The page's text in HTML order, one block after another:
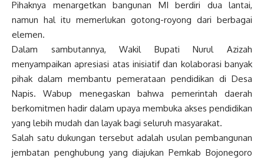
Pihaknya menargetkan bangunan MI berdiri dua lantai,
namun hal itu memerlukan gotong-royong dari berbagai
elemen.
Dalam sambutannya, Wakil Bupati Nurul Azizah
menyampaikan apresiasi atas inisiatif dan kolaborasi banyak
pihak dalam membantu pemerataan pendidikan di Desa
Napis. Wabup menegaskan bahwa pemerintah daerah
berkomitmen hadir dalam upaya membuka akses pendidikan
yang lebih mudah dan layak bagi seluruh masyarakat.
Salah satu dukungan tersebut adalah usulan pembangunan
jembatan penghubung yang diajukan Pemkab Bojonegoro